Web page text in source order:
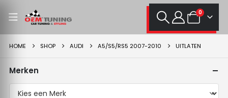
0
HOME SHOP AUDI A5/S5/RS5 2007-2010 UITLATEN
Merken